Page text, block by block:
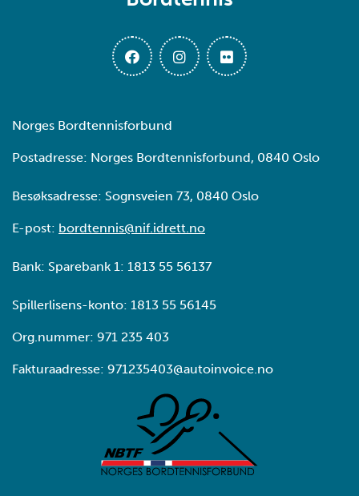
Norges Bordtennisforbund
Postadresse: Norges Bordtennisforbund, 0840 Oslo
Besøksadresse: Sognsveien 73, 0840 Oslo
E-post: bordtennis@nif.idrett.no
Bank: Sparebank 1: 1813 55 56137
Spillerlisens-konto: 1813 55 56145
Org.nummer: 971 235 403
Fakturaadresse: 971235403@autoinvoice.no